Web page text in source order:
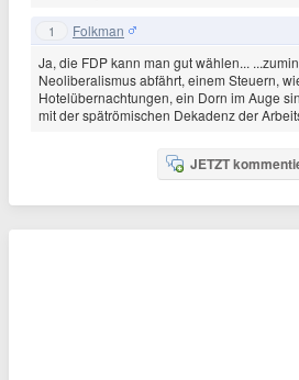
1 Folkman
Ja, die FDP kann man gut wählen...
Neoliberalismus abfährt, einem Steuern,
Hotelübernachtungen, ein Dorn im Auge
mit der spätrömischen Dekadenz der
JETZT